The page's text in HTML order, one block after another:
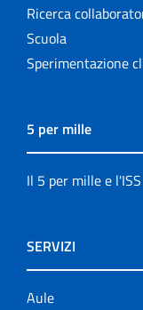
Ricerca
Scuola
Sperimentazione
5 per mille
Il 5 per mille e l'ISS
SERVIZI
Aule